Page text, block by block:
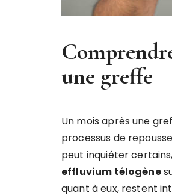
une greffe
Un mois après une
processus de
peut inquiéter
effluvium télogène
quant à eux, restent